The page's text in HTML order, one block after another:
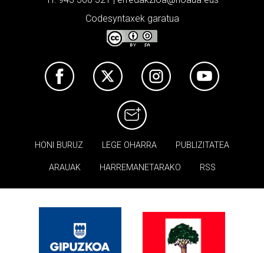
Codesyntaxek garatua
HONI BURUZ LEGE OHARRA PUBLIZITATEA
ARAUAK HARREMANETARAKO RSS